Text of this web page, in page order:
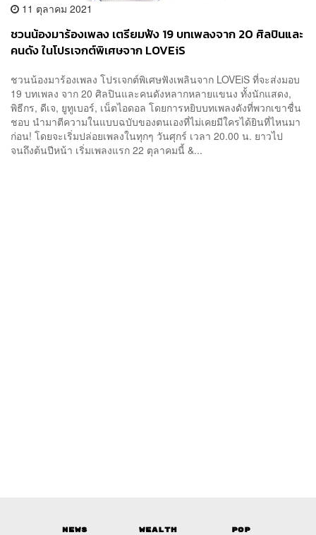
11 ตุลาคม 2021
ชวนน้องมาร้องเพลง เตรียมฟัง 19 บทเพลงจาก 20 ศิลปินและ
คนดัง ในโปรเจกต์พิเศษจาก LOVEiS
ชวนน้องมาร้องเพลง โปรเจกต์พิเศษฟังเพลินจาก LOVEiS ที่จะส่งมอบ
19 บทเพลง จาก 20 ศิลปินและคนดังหลากหลายแขนง ทั้งนักแสดง,
พิธีกร, ดีเจ, ยูทูเบอร์, เน็ตไอดอล โดยการหยิบบทเพลงดังที่พวกเขาชื่น
ชอบ นำมาตีความในแบบฉบับของตนเองที่ไม่เคยมีใครได้ยินที่ไหนมา
ก่อน! โดยจะเริ่มปล่อยเพลงในทุกๆ วันศุกร์ เวลา 20.00 น. ยาวไป
จนถึงต้นปีหน้า เริ่มเพลงแรก 22 ตุลาคมนี้ &...
News Wealth Pop